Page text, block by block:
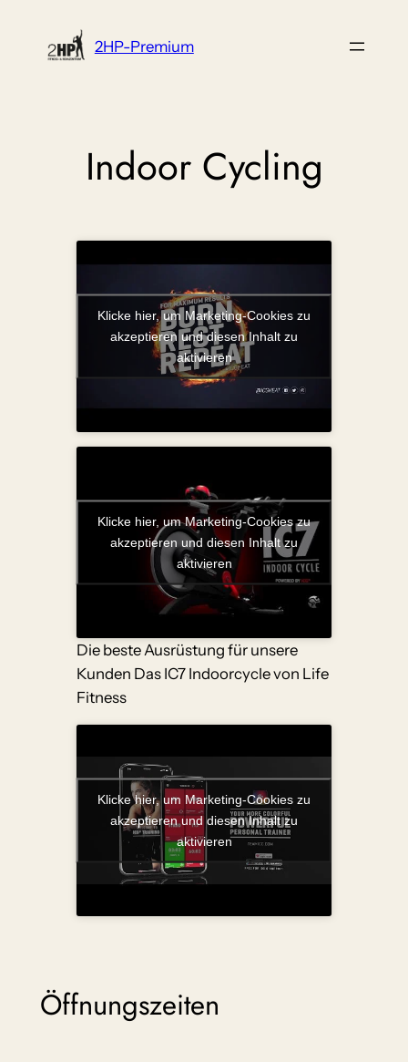
springen
2HP-Premium
Indoor Cycling
Klicke hier, um Marketing-Cookies zu
akzeptieren und diesen Inhalt zu
aktivieren
Klicke hier, um Marketing-Cookies zu
akzeptieren und diesen Inhalt zu
aktivieren
Die beste Ausrüstung für unsere
Kunden Das IC7 Indoorcycle von Life
Fitness
Klicke hier, um Marketing-Cookies zu
akzeptieren und diesen Inhalt zu
aktivieren
Öffnungszeiten